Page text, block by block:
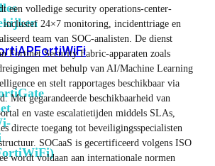
FortiWiFi
een volledige security operations-center-
inclusief 24×7 monitoring, incidenttriage en
team van SOC-analisten. De dienst
Fortinet Security Fabric-apparaten zoals
met behulp van AI/Machine Learning
en stelt rapportages beschikbaar via
Met gegarandeerde beschikbaarheid van
en vaste escalatietijden middels SLAs,
directe toegang tot beveiligingsspecialisten
SOCaaS is gecertificeerd volgens ISO
wordt voldaan aan internationale normen